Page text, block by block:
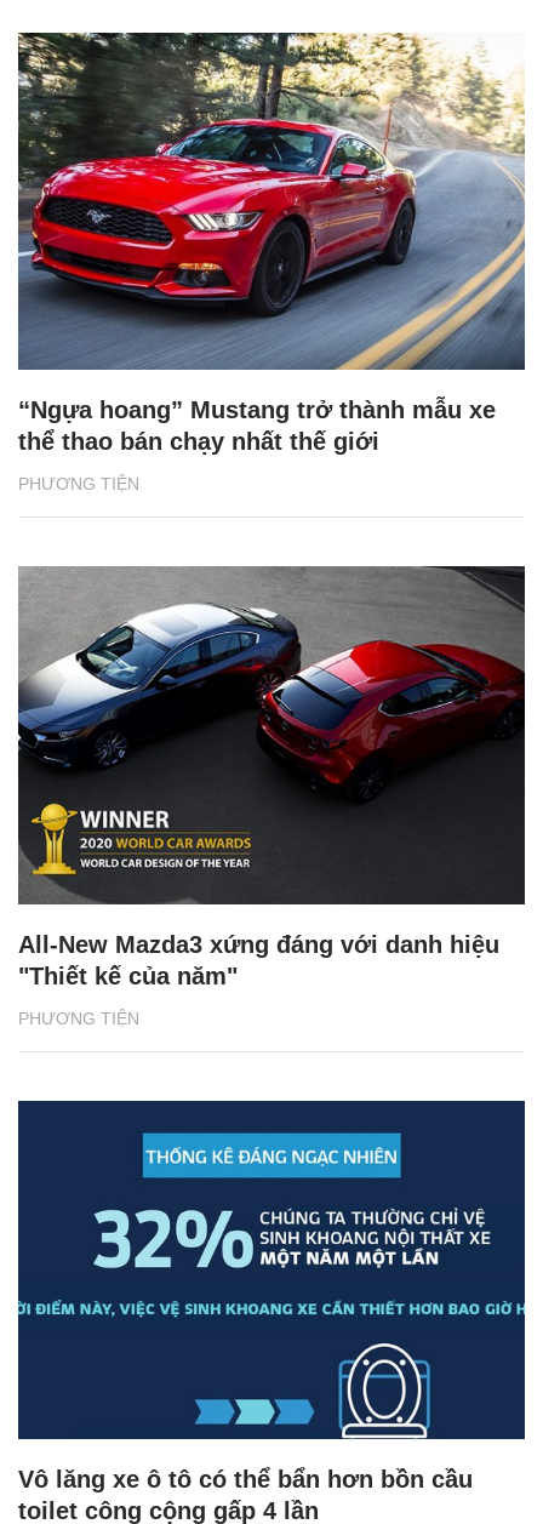
PHƯƠNG TIỆN
“Ngựa hoang” Mustang trở thành mẫu xe
thể thao bán chạy nhất thế giới
PHƯƠNG TIỆN
All-New Mazda3 xứng đáng với danh hiệu
"Thiết kế của năm"
Vô lăng xe ô tô có thể bẩn hơn bồn cầu
toilet công cộng gấp 4 lần